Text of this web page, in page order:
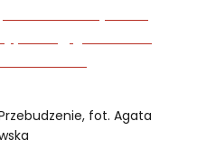
fot. Agata